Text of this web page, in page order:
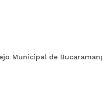
Municipal de